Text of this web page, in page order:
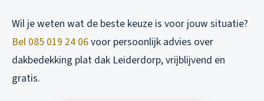
Wil je weten wat de beste keuze is voor jouw situatie?
Bel 085 019 24 06voor persoonlijk advies over
dakbedekking plat dak Leiderdorp, vrijblijvend en
gratis.